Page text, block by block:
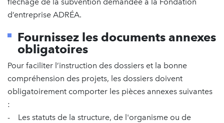
fléchage de la subvention demandée à la Fondation
d’entreprise ADRÉA.
Fournissez les documents annexes
obligatoires
Pour faciliter l’instruction des dossiers et la bonne
compréhension des projets, les dossiers doivent
obligatoirement comporter les pièces annexes suivantes
:
- Les statuts de la structure, de l'organisme ou de